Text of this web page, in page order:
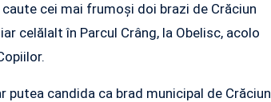
cei mai frumoși doi brazi de Crăciun
celălalt în Parcul Crâng, la Obelisc, acolo
candida ca brad municipal de Crăciun